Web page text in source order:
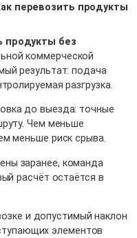
перевозить продукты
продукты без
коммерческой
результат: подача
разгрузка.
до выезда: точные
Чем меньше
меньше риск срыва.
заранее, команда
расчёт остаётся в
и допустимый наклон
элементов